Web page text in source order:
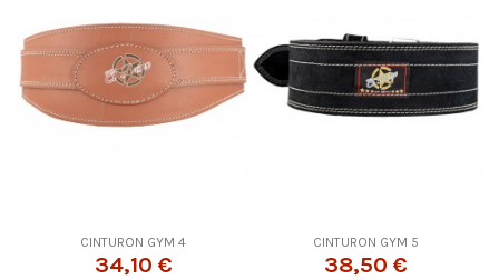
CINTURON GYM 4
34,10 €
CINTURON GYM 5
38,50 €